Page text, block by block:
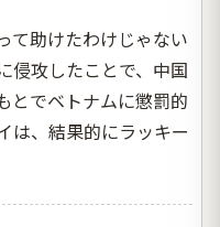
て助けたわけじゃない
侵攻したことで、中国
とでベトナムに懲罰的
は、結果的にラッキー